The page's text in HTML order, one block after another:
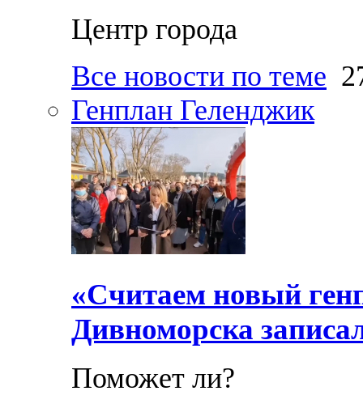
Центр города
Все новости по теме
Генплан Геленджик
«Считаем новый
Дивноморска
Поможет ли?